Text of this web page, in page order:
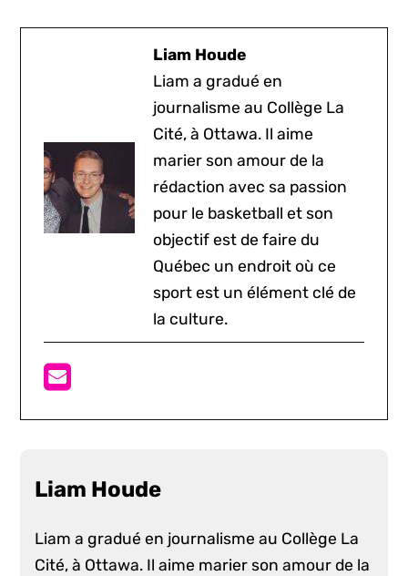
Liam Houde
Liam a gradué en
journalisme au Collège La
Cité, à Ottawa. Il aime
marier son amour de la
rédaction avec sa passion
pour le basketball et son
objectif est de faire du
Québec un endroit où ce
sport est un élément clé de
la culture.
Liam Houde
Liam a gradué en journalisme au Collège La
Cité, à Ottawa. Il aime marier son amour de la